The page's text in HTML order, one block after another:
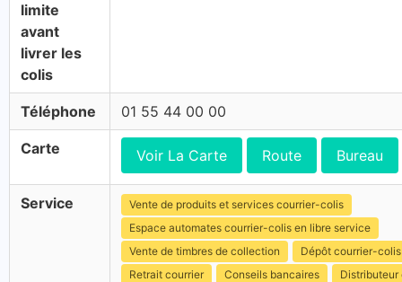
limite
avant
livrer les
colis
Téléphone 01 55 44 00 00
Carte Voir La Carte Route Bureau
Service
Vente de produits et services courrier-colis
Espace automates courrier-colis en libre service
Vente de timbres de collection
Dépôt courrier-colis
Retrait courrier
Conseils bancaires
Distributeur